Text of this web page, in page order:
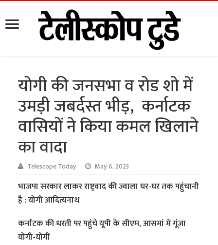
योगी की जनसभा व रोड शो में
उमड़ी जबर्दस्त भीड़, कर्नाटक
वासियों ने किया कमल खिलाने
का वादा
Telescope Today May 6, 2023
भाजपा सरकार लाकर राष्ट्रवाद की ज्वाला घर-घर तक पहुंचानी
है : योगी आदित्यनाथ
कर्नाटक की धरती पर पहुंचे यूपी के सीएम, आसमां में गूंजा
योगी-योगी